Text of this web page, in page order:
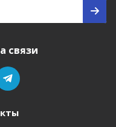
связи